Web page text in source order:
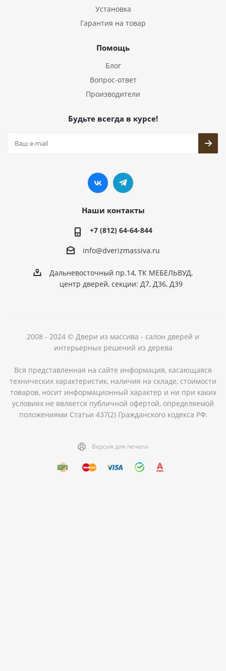
Установка
Гарантия на товар
Помощь
Блог
Вопрос-ответ
Производители
Будьте всегда в курсе!
Наши контакты
+7 (812) 64-64-844
info@dverizmassiva.ru
Дальневосточный пр.14, ТК МЕБЕЛЬВУД,
центр дверей, секции: Д7, Д36, Д39
2008 - 2024 © Двери из массива - салон дверей и
интерьерных решений из дерева
Вся представленная на сайте информация, касающаяся
технических характеристик, наличия на складе, стоимости
товаров, носит информационный характер и ни при каких
условиях не является публичной офертой, определяемой
положениями Статьи 437(2) Гражданского кодекса РФ.
Версия для печати